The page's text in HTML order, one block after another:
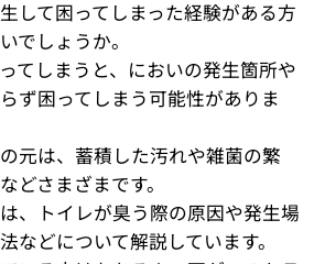
して困ってしまった経験がある方
でしょうか。
てしまうと、においの発生箇所や
ず困ってしまう可能性がありま
元は、蓄積した汚れや雑菌の繁
どさまざまです。
、トイレが臭う際の原因や発生場
などについて解説しています。